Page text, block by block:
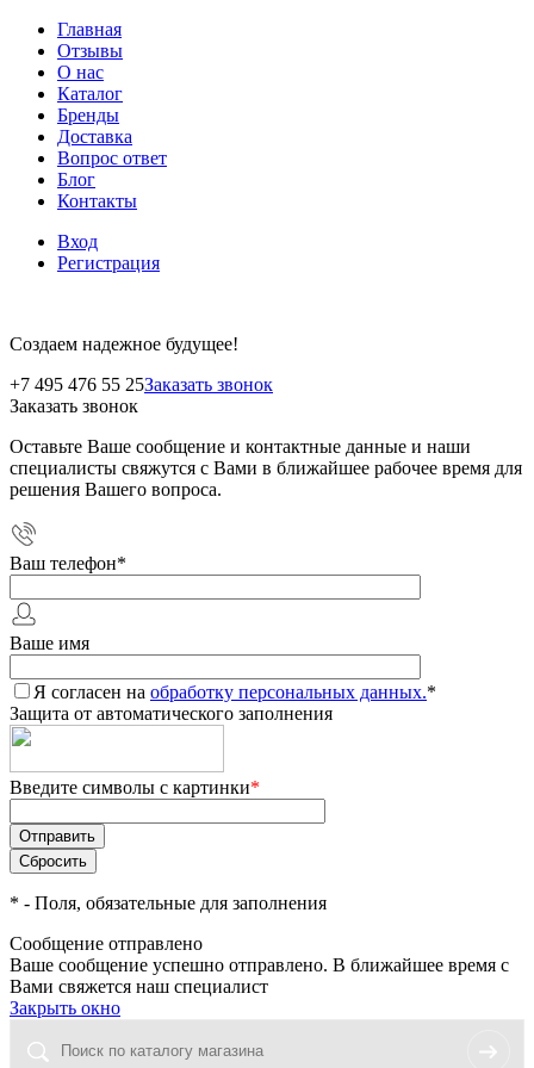
Главная
Отзывы
О нас
Каталог
Бренды
Доставка
Вопрос ответ
Блог
Контакты
Вход
Регистрация
Создаем надежное будущее!
+7 495 476 55 25Заказать звонок
Заказать звонок
Оставьте Ваше сообщение и контактные данные и наши
специалисты свяжутся с Вами в ближайшее рабочее время для
решения Вашего вопроса.
Ваш телефон*
Ваше имя
Я согласен на обработку персональных данных.*
Защита от автоматического заполнения
Введите символы с картинки*
* - Поля, обязательные для заполнения
Сообщение отправлено
Ваше сообщение успешно отправлено. В ближайшее время с
Вами свяжется наш специалист
Закрыть окно